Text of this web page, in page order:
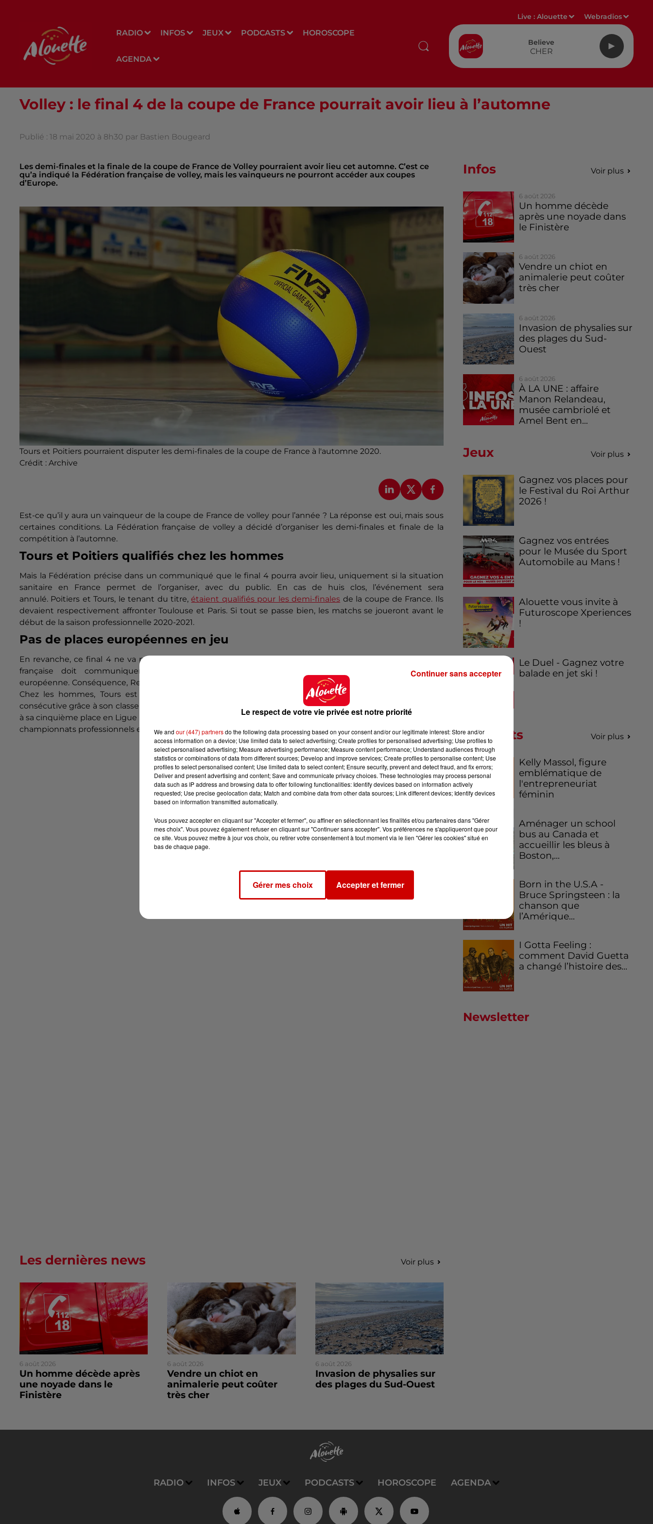
RADIO INFOS JEUX PODCASTS HOROSCOPE
AGENDA
Live :Alouette Webradios
Believe
CHER
Volley : le final 4 de la coupe de France pourrait avoir lieu à l’automne
Publié : 18 mai 2020 à 8h30 par Bastien Bougeard
Les demi-finales et la finale de la coupe de France de Volley pourraient avoir lieu cet automne. C’est ce
qu’a indiqué la Fédération française de volley, mais les vainqueurs ne pourront accéder aux coupes
d’Europe.
Tours et Poitiers pourraient disputer les demi-finales de la coupe de France à l'automne 2020.
Crédit : Archive
Est-ce qu’il y aura un vainqueur de la coupe de France de volley pour l’année ? La réponse est oui, mais sous
certaines conditions. La Fédération française de volley a décidé d’organiser les demi-finales et finale de la
compétition à l’automne.
Tours et Poitiers qualifiés chez les hommes
Mais la Fédération précise dans un communiqué que le final 4 pourra avoir lieu, uniquement si la situation
sanitaire en France permet de l’organiser, avec du public.
En cas de huis clos, l’événement sera
annulé. Poitiers et Tours, le tenant du titre,étaient qualifiés pour les demi-finales de la coupe de France. Ils
devaient respectivement affronter Toulouse et Paris. Si tout se passe bien, les matchs se joueront avant le
début de la saison professionnelle 2020-2021.
Pas de places européennes en jeu
En revanche, ce final 4 ne va pas permettre d’obtenir des places pour les coupes d’Europe.
française doit communiquer les noms des participants avant le 1er août à la confédération
européenne. Conséquence, Rennes se voit attribuer une place pour la petite coupe d’Europe, la coupe CEV.
Chez les hommes, Tours est assurée de disputer la Ligue des champions pour une troisième saison
consécutive grâce à son classement en championnat.
sera aussi en lice en Challenge
à sa cinquième place en Ligue A. Chez les femmes, Nantes est aussi assurée de disputer laC1 après l’arrêt des
championnats professionnels en avril.
Infos Voir plus
6 août 2026
Un homme décède
après une noyade dans
le Finistère
6 août 2026
Vendre un chiot en
animalerie peut coûter
très cher
6 août 2026
Invasion de physalies sur
des plages du Sud-
Ouest
6 août 2026
À LA UNE : affaire
Manon Relandeau,
musée cambriolé et
Amel Bent en...
Jeux Voir plus
Gagnez vos places pour
le Festival du Roi Arthur
2026 !
Gagnez vos entrées
pour le Musée du Sport
Automobile au Mans !
Alouette vous invite à
Futuroscope Xperiences
!
Le Duel - Gagnez votre
balade en jet ski !
Podcasts Voir plus
Kelly Massol, figure
emblématique de
l'entrepreneuriat
féminin
Aménager un school
bus au Canada et
accueillir les bleus à
Boston,...
Born in the U.S.A -
Bruce Springsteen : la
chanson que
l’Amérique...
I Gotta Feeling :
comment David Guetta
a changé l’histoire des...
Newsletter
Les dernières news Voir plus
6 août 2026
Un homme décède après
une noyade dans le
Finistère
6 août 2026
Vendre un chiot en
animalerie peut coûter
très cher
6 août 2026
Invasion de physalies sur
des plages du Sud-Ouest
RADIO INFOS JEUX PODCASTS HOROSCOPE AGENDA
Le respect de votre vie privée est notre priorité
We and our (447) partnersdo the following data processing based on your consent and/or our legitimate interest: Store and/or
access information on a device; Use limited data to select advertising; Create profiles for personalised advertising; Use profiles to
select personalised advertising; Measure advertising performance; Measure content performance; Understand audiences through
statistics or combinations of data from different sources; Develop and improve services; Create profiles to personalise content; Use
profiles to select personalised content; Use limited data to select content; Ensure security, prevent and detect fraud, and fix errors;
Deliver and present advertising and content; Save and communicate privacy choices. These technologies may process personal
data such as IP address and browsing data to offer following functionalities: Identify devices based on information actively
requested; Use precise geolocation data; Match and combine data from other data sources; Link different devices; Identify devices
based on information transmitted automatically.
Vous pouvez accepter en cliquant sur "Accepter et fermer", ou affiner en sélectionnant les finalités et/ou partenaires dans "Gérer
mes choix". Vous pouvez également refuser en cliquant sur "Continuer sans accepter". Vos préférences ne s'appliqueront que pour
ce site. Vous pouvez mettre à jour vos choix, ou retirer votre consentement à tout moment via le lien "Gérer les cookies" situé en
bas de chaque page.
Gérer mes choix Accepter et fermer
Continuer sans accepter